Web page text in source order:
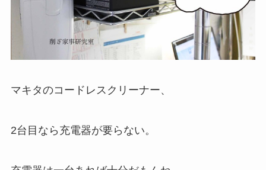
マキタのコードレスクリーナー、
2台目なら充電器が要らない。